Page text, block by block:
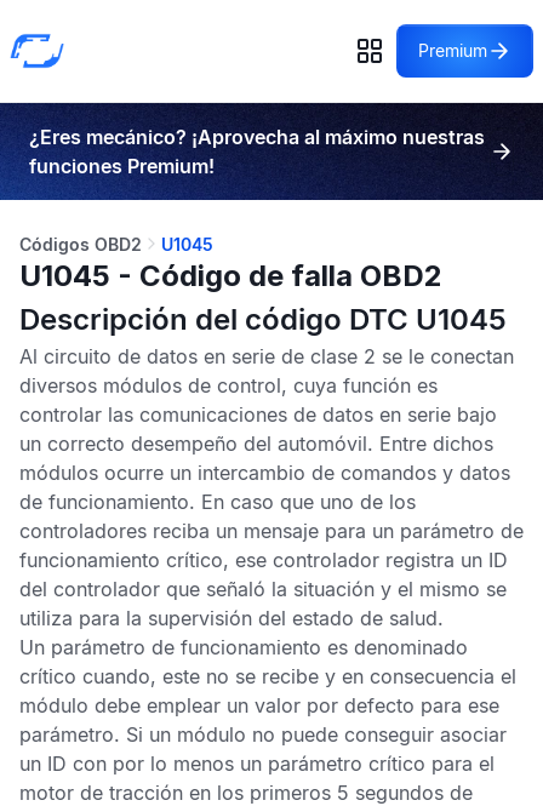
Premium
¿Eres mecánico? ¡Aprovecha al máximo nuestras
funciones Premium!
Códigos OBD2 U1045
U1045 - Código de falla OBD2
Descripción del código DTC U1045
Al circuito de datos en serie de clase 2 se le conectan
diversos módulos de control, cuya función es
controlar las comunicaciones de datos en serie bajo
un correcto desempeño del automóvil. Entre dichos
módulos ocurre un intercambio de comandos y datos
de funcionamiento. En caso que uno de los
controladores reciba un mensaje para un parámetro de
funcionamiento crítico, ese controlador registra un ID
del controlador que señaló la situación y el mismo se
utiliza para la supervisión del estado de salud.
Un parámetro de funcionamiento es denominado
crítico cuando, este no se recibe y en consecuencia el
módulo debe emplear un valor por defecto para ese
parámetro. Si un módulo no puede conseguir asociar
un ID con por lo menos un parámetro crítico para el
motor de tracción en los primeros 5 segundos de